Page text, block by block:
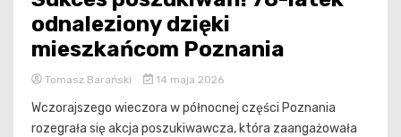
odnaleziony dzięki
mieszkańcom Poznania
Tomasz Barański 14 maja 2026
Wczorajszego wieczora w północnej części Poznania
rozegrała się akcja poszukiwawcza, która zaangażowała